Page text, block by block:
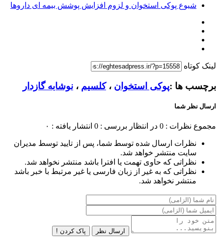
شیوع پوکی استخوان و لزوم افزایش پوشش بیمه ای داروها
لینک کوتاه
برچسب ها :پوکی استخوان ،کلسیم ، نوشابه گازدار
ارسال نظر شما
مجموع نظرات : 0 در انتظار بررسی : 0 انتشار یافته : ۰
نظرات ارسال شده توسط شما، پس از تایید توسط مدیران
سایت منتشر خواهد شد.
نظراتی که حاوی تهمت یا افترا باشد منتشر نخواهد شد.
نظراتی که به غیر از زبان فارسی یا غیر مرتبط با خبر باشد
منتشر نخواهد شد.
ارسال نظر پاک کردن !